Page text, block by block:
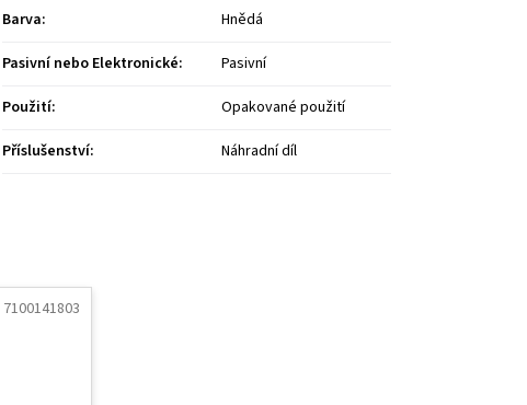
7100141803
Barva:
Hnědá
Pasivní nebo Elektronické:
Pasivní
Použití:
Opakované použití
Příslušenství: Náhradní díl